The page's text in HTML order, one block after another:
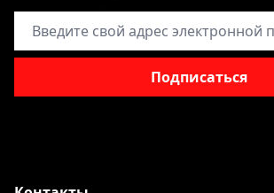
Адрес электронной почты
Подписаться